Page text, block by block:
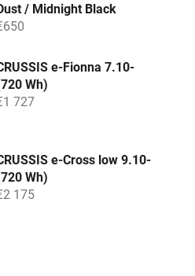
/ Midnight Black
e-Fionna 7.10-
Wh)
727
e-Cross low 9.10-
Wh)
175